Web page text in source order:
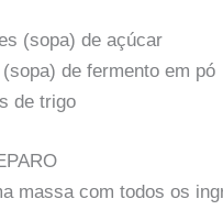
(sopa) de açúcar
de fermento em pó
de trigo
massa com todos os